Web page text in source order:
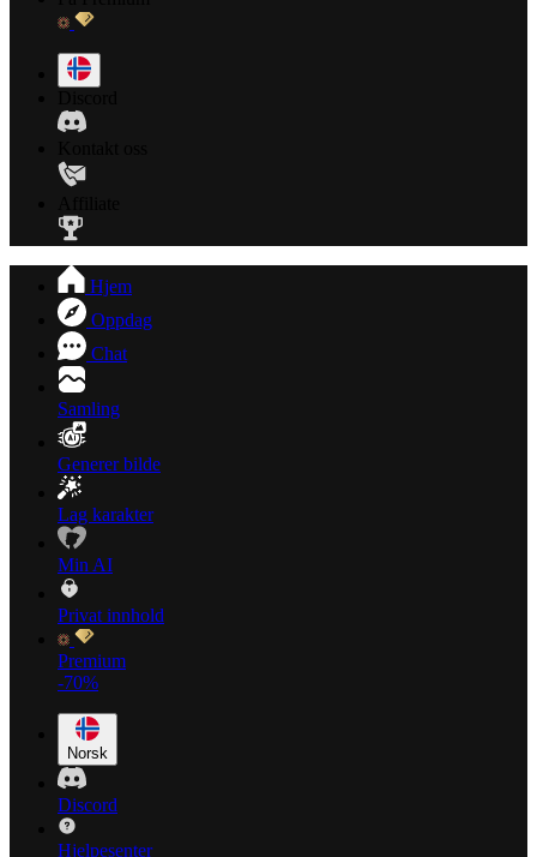
Hjem
Oppdag
Chat
Samling
Generer bilde
Lag karakter
Min AI
Privat innhold
Premium
-70%
Norsk
Discord
Hjelpesenter